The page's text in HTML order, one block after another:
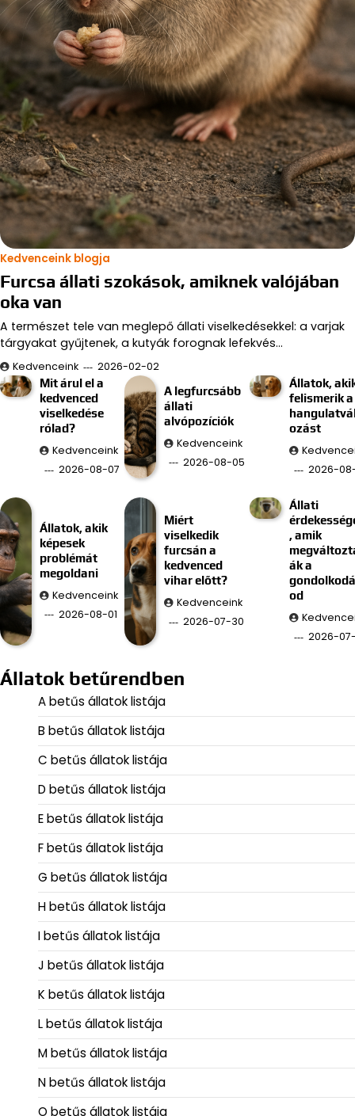
Kedvenceink blogja
Furcsa állati szokások, amiknek valójában
oka van
A természet tele van meglepő állati viselkedésekkel: a varjak
tárgyakat gyűjtenek, a kutyák forognak lefekvés…
Kedvenceink
2026-02-02
Mit árul el a
kedvenced
viselkedése
rólad?
Kedvenceink
2026-08-07
A legfurcsább
állati
alvópozíciók
Kedvenceink
2026-08-05
Állatok,
felismerik a
ozást
2026-
Állatok, akik
képesek
problémát
megoldani
Kedvenceink
2026-08-01
Miért
viselkedik
furcsán a
kedvenced
vihar előtt?
Kedvenceink
2026-07-30
Állati
, amik
ák a
od
2026-
Állatok betűrendben
A betűs állatok listája
B betűs állatok listája
C betűs állatok listája
D betűs állatok listája
E betűs állatok listája
F betűs állatok listája
G betűs állatok listája
H betűs állatok listája
I betűs állatok listája
J betűs állatok listája
K betűs állatok listája
L betűs állatok listája
M betűs állatok listája
N betűs állatok listája
O betűs állatok listája